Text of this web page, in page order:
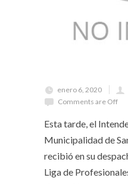
enero 6, 2020
Comments are Off
Esta tarde, el
Municipalidad de
recibió en su
Liga de